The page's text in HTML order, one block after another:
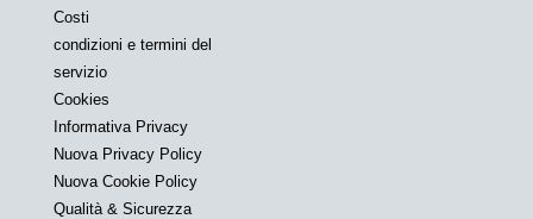
Costi
condizioni e termini del
servizio
Cookies
Informativa Privacy
Nuova Privacy Policy
Nuova Cookie Policy
Qualità & Sicurezza